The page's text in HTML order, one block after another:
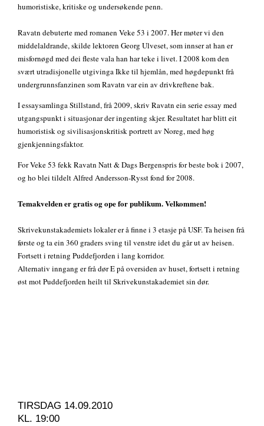
humoristiske, kritiske og undersøkende penn.
Ravatn debuterte med romanen Veke 53 i 2007. Her møter vi den
middelaldrande, skilde lektoren Georg Ulveset, som innser at han er
misfornøgd med dei fleste vala han har teke i livet. I 2008 kom den
svært utradisjonelle utgivinga Ikke til hjemlån, med høgdepunkt frå
undergrunnsfanzinen som Ravatn var ein av drivkreftene bak.
I essaysamlinga Stillstand, frå 2009, skriv Ravatn ein serie essay med
utgangspunkt i situasjonar der ingenting skjer. Resultatet har blitt eit
humoristisk og sivilisasjonskritisk portrett av Noreg, med høg
gjenkjenningsfaktor.
For Veke 53 fekk Ravatn Natt & Dags Bergenspris for beste bok i 2007,
og ho blei tildelt Alfred Andersson-Rysst fond for 2008.
Temakvelden er gratis og ope for publikum. Velkommen!
Skrivekunstakademiets lokaler er å finne i 3 etasje på USF. Ta heisen frå
første og ta ein 360 graders sving til venstre idet du går ut av heisen.
Fortsett i retning Puddefjorden i lang korridor.
Alternativ inngang er frå dør E på oversiden av huset, fortsett i retning
øst mot Puddefjorden heilt til Skrivekunstakademiet sin dør.
TIRSDAG 14.09.2010
KL. 19:00